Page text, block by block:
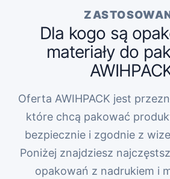
Dla kogo są
materiały do
Oferta AWIHPACK jest
które chcą pakować
bezpiecznie i zgodnie z
Poniżej znajdziesz
opakowań z nadrukiem i